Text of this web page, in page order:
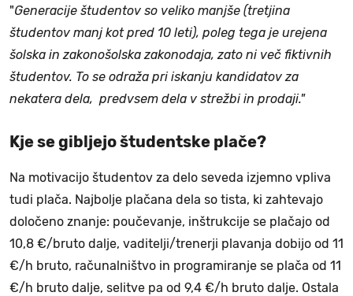
"Generacije študentov so veliko manjše (tretjina
študentov manj kot pred 10 leti), poleg tega je urejena
šolska in zakonošolska zakonodaja, zato ni več fiktivnih
študentov. To se odraža pri iskanju kandidatov za
nekatera dela, predvsem dela v strežbi in prodaji."
Kje se gibljejo študentske plače?
Na motivacijo študentov za delo seveda izjemno vpliva
tudi plača. Najbolje plačana dela so tista, ki zahtevajo
določeno znanje: poučevanje, inštrukcije se plačajo od
10,8 €/bruto dalje, vaditelji/trenerji plavanja dobijo od 11
€/h bruto, računalništvo in programiranje se plača od 11
€/h bruto dalje, selitve pa od 9,4 €/h bruto dalje. Ostala